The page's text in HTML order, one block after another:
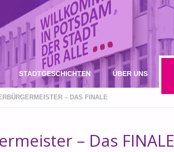
STADTGESCHICHTEN ÜBER UNS
– DAS FINALE
– Das FINALE